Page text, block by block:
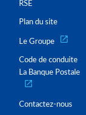
RSE
Plan du site
Le Groupe
Code de conduite
La Banque Postale
Contactez-nous